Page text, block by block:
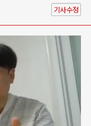
기사수정